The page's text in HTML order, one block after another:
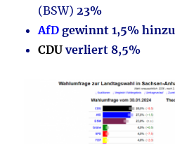
(BSW)23%
AfD gewinnt 1,5% hinzu
CDU verliert 8,5%